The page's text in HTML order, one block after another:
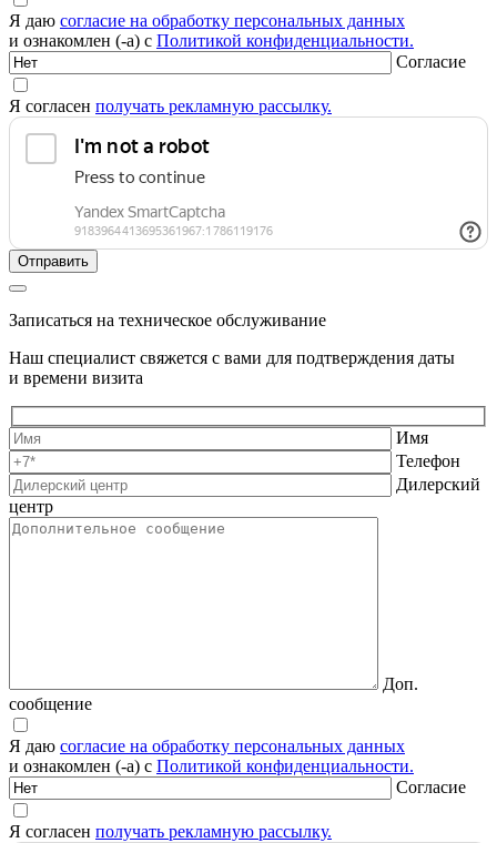
Я даю согласие на обработку персональных данных
и ознакомлен (-а) с Политикой конфиденциальности.
Согласие
Я согласен получать рекламную рассылку.
Записаться на техническое обслуживание
Наш специалист свяжется с вами для подтверждения даты
и времени визита
Имя
Телефон
Дилерский
центр
Доп.
сообщение
Я даю согласие на обработку персональных данных
и ознакомлен (-а) с Политикой конфиденциальности.
Согласие
Я согласен получать рекламную рассылку.